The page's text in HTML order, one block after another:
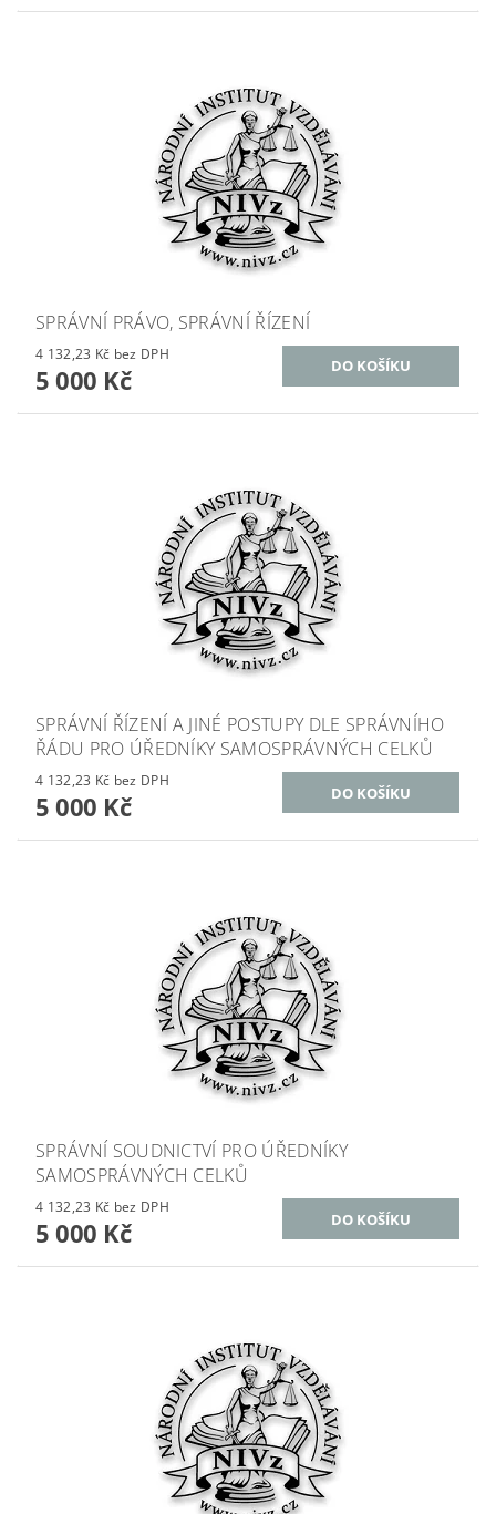
SPRÁVNÍ PRÁVO, SPRÁVNÍ ŘÍZENÍ
4 132,23 Kč bez DPH
5 000 Kč
SPRÁVNÍ ŘÍZENÍ A JINÉ POSTUPY DLE SPRÁVNÍHO
ŘÁDU PRO ÚŘEDNÍKY SAMOSPRÁVNÝCH CELKŮ
4 132,23 Kč bez DPH
5 000 Kč
SPRÁVNÍ SOUDNICTVÍ PRO ÚŘEDNÍKY
SAMOSPRÁVNÝCH CELKŮ
4 132,23 Kč bez DPH
5 000 Kč